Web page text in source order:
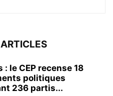
: le CEP recense 18
politiques
236 partis...